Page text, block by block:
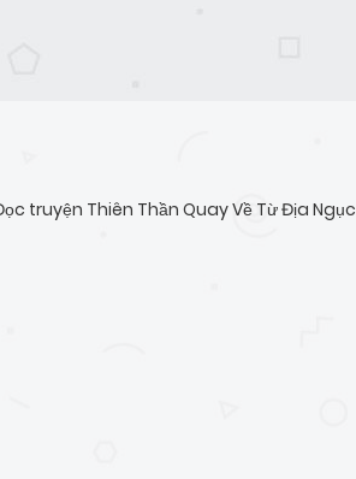
truyện Thiên Thần Quay Về Từ Địa Ngục